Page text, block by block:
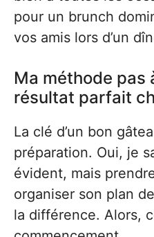
pour un brunch
vos amis lors d’un
Ma méthode pas
résultat parfait
La clé d’un bon
préparation. Oui, je
évident, mais
organiser son plan
la différence. Alors,